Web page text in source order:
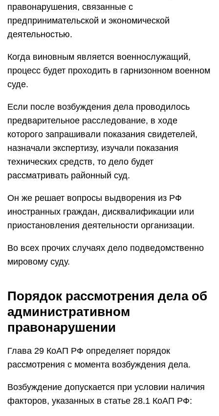
правонарушения, связанные с
предпринимательской и экономической
деятельностью.
Когда виновным является военнослужащий,
процесс будет проходить в гарнизонном военном
суде.
Если после возбуждения дела проводилось
предварительное расследование, в ходе
которого запрашивали показания свидетелей,
назначали экспертизу, изучали показания
технических средств, то дело будет
рассматривать районный суд.
Он же решает вопросы выдворения из РФ
иностранных граждан, дисквалификации или
приостановления деятельности организации.
Во всех прочих случаях дело подведомственно
мировому суду.
Порядок рассмотрения дела об
административном
правонарушении
Глава 29 КоАП РФ определяет порядок
рассмотрения с момента возбуждения дела.
Возбуждение допускается при условии наличия
факторов, указанных в статье 28.1 КоАП РФ: